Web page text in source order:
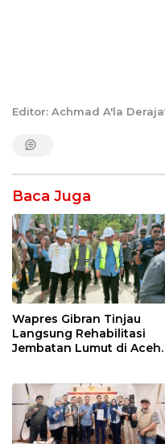
Editor: Achmad A'la
Baca Juga
Wapres Gibran Tinjau
Langsung Rehabilitasi
Jembatan Lumut di Aceh